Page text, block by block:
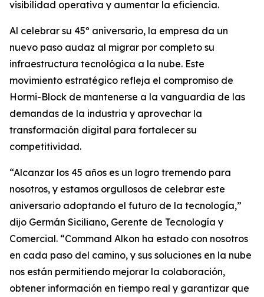
visibilidad operativa y aumentar la eficiencia.
Al celebrar su 45º aniversario, la empresa da un
nuevo paso audaz al migrar por completo su
infraestructura tecnológica a la nube. Este
movimiento estratégico refleja el compromiso de
Hormi-Block de mantenerse a la vanguardia de las
demandas de la industria y aprovechar la
transformación digital para fortalecer su
competitividad.
“Alcanzar los 45 años es un logro tremendo para
nosotros, y estamos orgullosos de celebrar este
aniversario adoptando el futuro de la tecnología,”
dijo Germán Siciliano, Gerente de Tecnología y
Comercial. “Command Alkon ha estado con nosotros
en cada paso del camino, y sus soluciones en la nube
nos están permitiendo mejorar la colaboración,
obtener información en tiempo real y garantizar que